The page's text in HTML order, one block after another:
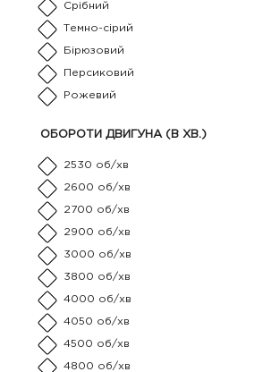
Срібний
Темно-сірий
Бірюзовий
Персиковий
Рожевий
ОБОРОТИ ДВИГУНА (В ХВ.)
2530 об/хв
2600 об/хв
2700 об/хв
2900 об/хв
3000 об/хв
3800 об/хв
4000 об/хв
4050 об/хв
4500 об/хв
4800 об/хв